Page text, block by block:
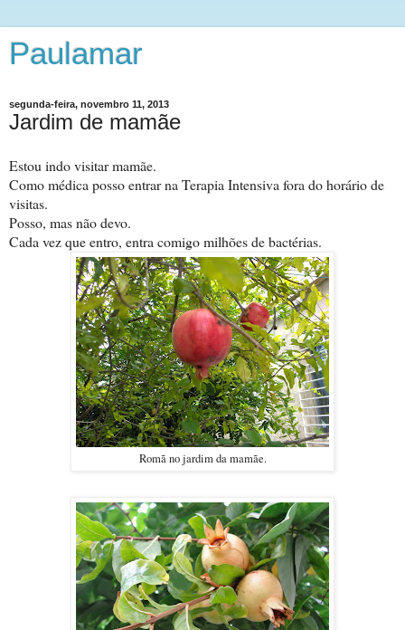
Paulamar
segunda-feira, novembro 11, 2013
Jardim de mamãe
Estou indo visitar mamãe.
Como médica posso entrar na Terapia Intensiva fora do horário de
visitas.
Posso, mas não devo.
Cada vez que entro, entra comigo milhões de bactérias.
Romã no jardim da mamãe.